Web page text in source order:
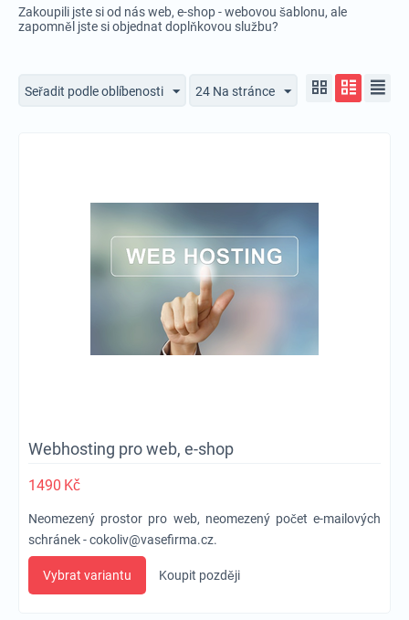
Zakoupili jste si od nás web, e-shop - webovou šablonu, ale
zapomněl jste si objednat doplňkovou službu?
Seřadit podle oblíbenosti 24 Na stránce
Webhosting pro web, e-shop
1490 Kč
Neomezený prostor pro web, neomezený počet e-mailových
schránek -cokoliv@vasefirma.cz.
Vybrat variantu Koupit později